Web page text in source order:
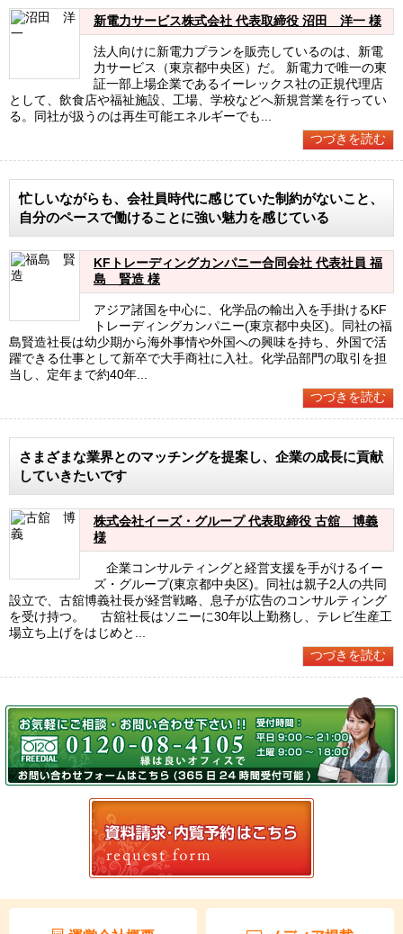
新電力サービス株式会社 代表取締役 沼田 洋一 様
法人向けに新電力プランを販売しているのは、新電
力サービス（東京都中央区）だ。 新電力で唯一の東
証一部上場企業であるイーレックス社の正規代理店
として、飲食店や福祉施設、工場、学校などへ新規営業を行ってい
る。同社が扱うのは再生可能エネルギーでも...
つづきを読む
忙しいながらも、会社員時代に感じていた制約がないこと、
自分のペースで働けることに強い魅力を感じている
KFトレーディングカンパニー合同会社 代表社員 福
島 賢造 様
アジア諸国を中心に、化学品の輸出入を手掛けるKF
トレーディングカンパニー(東京都中央区)。同社の福
島賢造社長は幼少期から海外事情や外国への興味を持ち、外国で活
躍できる仕事として新卒で大手商社に入社。化学品部門の取引を担
当し、定年まで約40年...
つづきを読む
さまざまな業界とのマッチングを提案し、企業の成長に貢献
していきたいです
株式会社イーズ・グループ 代表取締役 古舘 博義
様
企業コンサルティングと経営支援を手がけるイー
ズ・グループ(東京都中央区)。同社は親子2人の共同
設立で、古舘博義社長が経営戦略、息子が広告のコンサルティング
を受け持つ。 古舘社長はソニーに30年以上勤務し、テレビ生産工
場立ち上げをはじめと...
つづきを読む